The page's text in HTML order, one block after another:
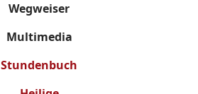
Wegweiser
Multimedia
Stundenbuch